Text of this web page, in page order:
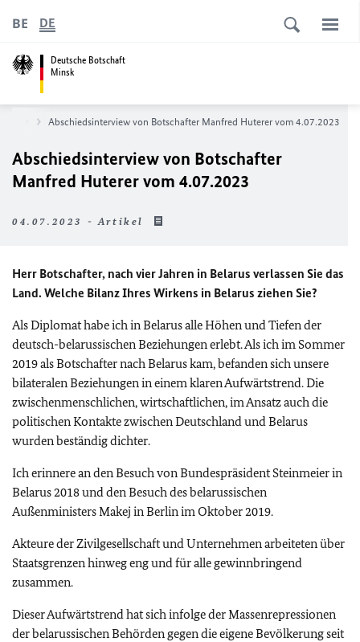
Deutsche Botschaft
Minsk
BE DE
Abschiedsinterview von Botschafter Manfred Huterer vom 4.07.2023
Abschiedsinterview von Botschafter
Manfred Huterer vom 4.07.2023
04.07.2023 - Artikel
Herr Botschafter, nach vier Jahren in Belarus verlassen Sie das
Land. Welche Bilanz Ihres Wirkens in Belarus ziehen Sie?
Als Diplomat habe ich in Belarus alle Höhen und Tiefen der
deutsch-belarussischen Beziehungen erlebt. Als ich im Sommer
2019 als Botschafter nach Belarus kam, befanden sich unsere
bilateralen Beziehungen in einem klaren Aufwärtstrend. Die
zwischenmenschlichen, wirtschaftlichen, im Ansatz auch die
politischen Kontakte zwischen Deutschland und Belarus
wurden beständig dichter.
Ich erinnere an den Besuch von Bundespräsident Steinmeier in
Belarus 2018 und den Besuch des belarussischen
Außenministers Makej in Berlin im Oktober 2019.
Akteure der Zivilgesellschaft und Unternehmen arbeiteten über
Staatsgrenzen hinweg eng und für alle gewinnbringend
zusammen.
Dieser Aufwärtstrend hat sich infolge der Massenrepressionen
der belarussischen Behörden gegen die eigene Bevölkerung seit